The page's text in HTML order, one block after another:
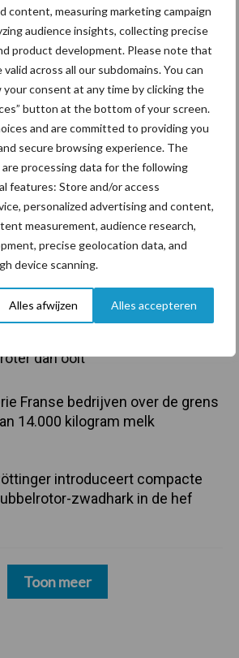
content, measuring marketing campaign
audience insights, collecting precise
product development. Please note that
across all our subdomains. You can
consent at any time by clicking the
button at the bottom of your screen.
and are committed to providing you
secure browsing experience. The
processing data for the following
features: Store and/or access
personalized advertising and content,
measurement, audience research,
precise geolocation data, and
device scanning.
Alles afwijzen Alles accepteren
Partner nieuws
ForFarmers ziet volume en
marktaandeel groeien in krimpende
Nederlandse markt
praktische tips voor een
levensduur
naar praktische
dan ooit”
Franse bedrijven over de grens
14.000 kilogram melk
introduceert compacte
zwadhark in de hef
Toon meer
Toon meer